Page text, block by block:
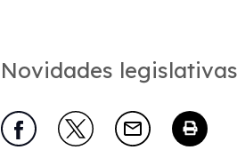
Novidades